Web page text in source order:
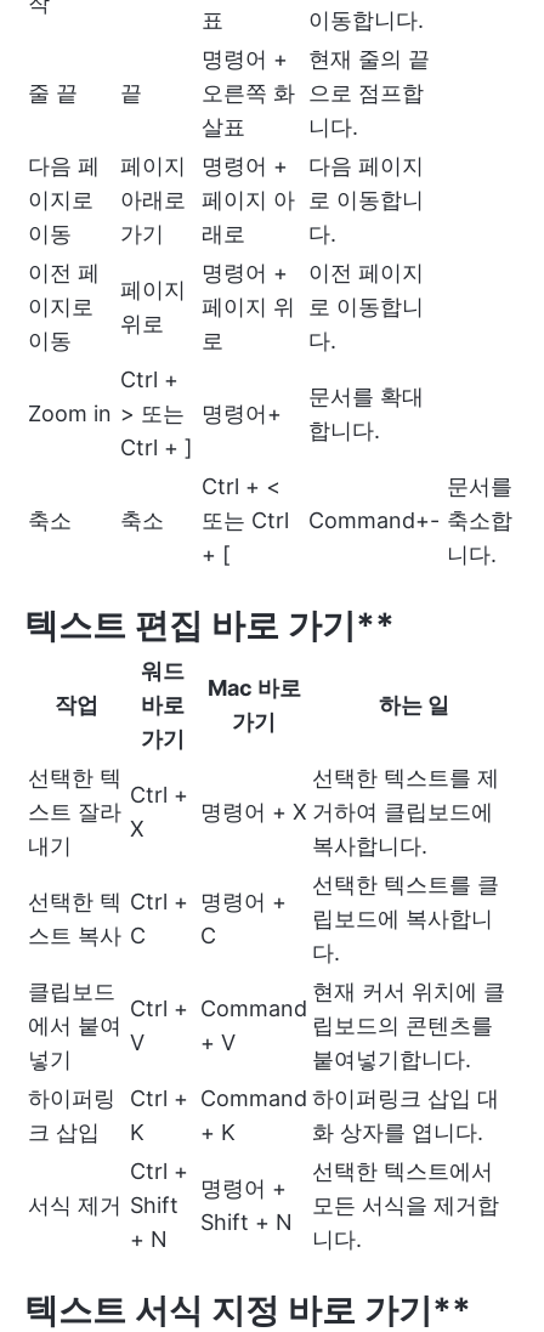
표 이동합니다.
줄 끝 끝
명령어 +
오른쪽 화
살표
현재 줄의 끝
으로 점프합
니다.
다음 페
이지로
이동
페이지
아래로
가기
명령어 +
페이지 아
래로
다음 페이지
로 이동합니
다.
이전 페
이지로
이동
페이지
위로
명령어 +
페이지 위
로
이전 페이지
로 이동합니
다.
Zoom in
Ctrl +
> 또는
Ctrl + ]
명령어+
문서를 확대
합니다.
축소 축소
Ctrl + <
또는 Ctrl
+ [
Command+-
문서를
축소합
니다.
텍스트 편집 바로 가기**
작업
워드
바로
가기
Mac 바로
가기
하는 일
선택한 텍
스트 잘라
내기
Ctrl +
X
명령어 + X
선택한 텍스트를 제
거하여 클립보드에
복사합니다.
선택한 텍
스트 복사
Ctrl +
C
명령어 +
C
선택한 텍스트를 클
립보드에 복사합니
다.
클립보드
에서 붙여
넣기
Ctrl +
V
Command
+ V
현재 커서 위치에 클
립보드의 콘텐츠를
붙여넣기합니다.
하이퍼링
크 삽입
Ctrl +
K
Command
+ K
하이퍼링크 삽입 대
화 상자를 엽니다.
서식 제거
Ctrl +
Shift
+ N
명령어 +
Shift + N
선택한 텍스트에서
모든 서식을 제거합
니다.
텍스트 서식 지정 바로 가기**